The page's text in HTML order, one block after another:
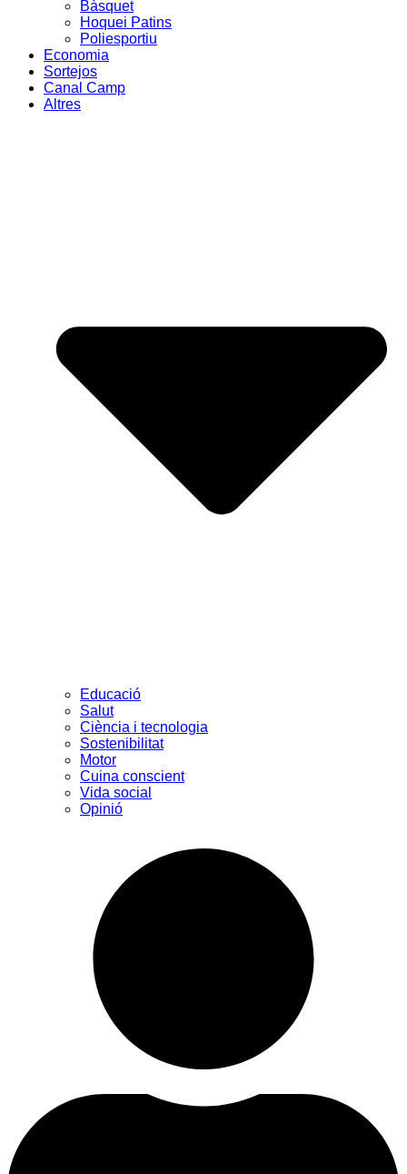
Bàsquet
Hoquei Patins
Poliesportiu
Economia
Sortejos
Canal Camp
Altres
Educació
Salut
Ciència i tecnologia
Sostenibilitat
Motor
Cuina conscient
Vida social
Opinió